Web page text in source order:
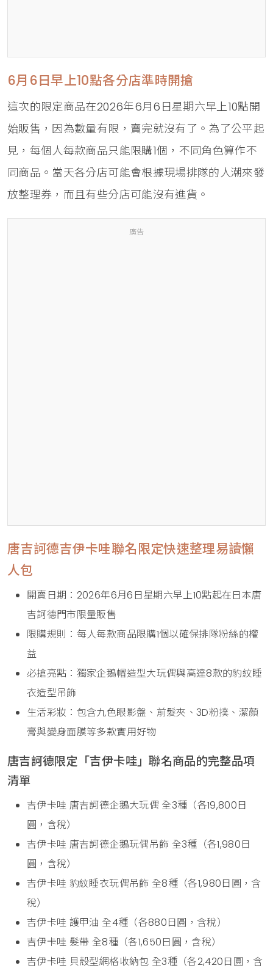
6月6日早上10點各分店準時開搶
這次的限定商品在2026年6月6日星期六早上10點開
始販售，因為數量有限，賣完就沒有了。為了公平起
見，每個人每款商品只能限購1個，不同角色算作不
同商品。當天各分店可能會根據現場排隊的人潮來發
放整理券，而且有些分店可能沒有進貨。
廣告
唐吉訶德吉伊卡哇聯名限定快速整理易讀懶
人包
開賣日期：2026年6月6日星期六早上10點起在日本唐
吉訶德門市限量販售
限購規則：每人每款商品限購1個以確保排隊粉絲的權
益
必搶亮點：獨家企鵝帽造型大玩偶與高達8款的豹紋睡
衣造型吊飾
生活彩妝：包含九色眼影盤、前髮夾、3D粉撲、潔顏
膏與變身面膜等多款實用好物
唐吉訶德限定「吉伊卡哇」聯名商品的完整品項
清單
吉伊卡哇 唐吉訶德企鵝大玩偶 全3種（各19,800日
圓，含稅）
吉伊卡哇 唐吉訶德企鵝玩偶吊飾 全3種（各1,980日
圓，含稅）
吉伊卡哇 豹紋睡衣玩偶吊飾 全8種（各1,980日圓，含
稅）
吉伊卡哇 護甲油 全4種（各880日圓，含稅）
吉伊卡哇 髮帶 全8種（各1,650日圓，含稅）
吉伊卡哇 貝殼型網格收納包 全3種（各2,420日圓，含